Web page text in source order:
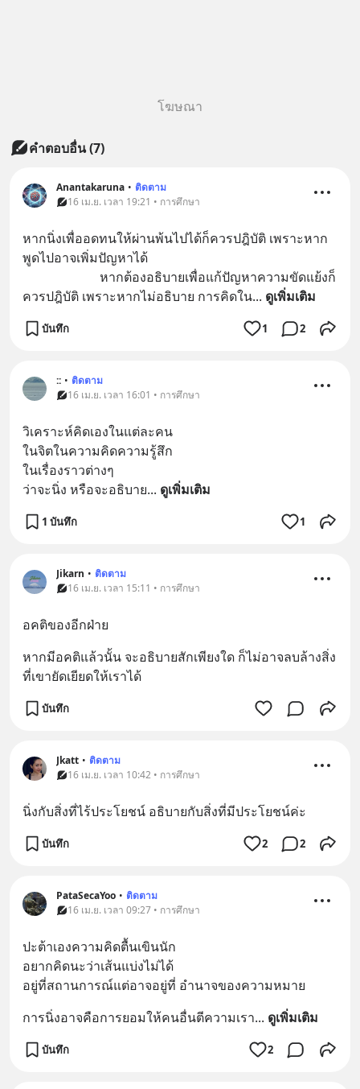
โฆษณา
คำตอบอื่น(7)
Anantakaruna • ติดตาม
16 เม.ย. เวลา 19:21 • การศึกษา
หากนิ่งเพื่ออดทนให้ผ่านพ้นไปได้ก็ควรปฎิบัติ เพราะหาก
พูดไปอาจเพิ่มปัญหาได้
ควรปฎิบัติ เพราะหากไม่อธิบาย การคิดใน... ดูเพิ่มเติม
บันทึก 1 2
:: • ติดตาม
16 เม.ย. เวลา 16:01 • การศึกษา
วิเคราะห์คิดเองในแต่ละคน
ในจิตในความคิดความรู้สึก
ในเรื่องราวต่างๆ
ว่าจะนิ่ง หรือจะอธิบาย... ดูเพิ่มเติม
1 บันทึก 1
Jikarn • ติดตาม
16 เม.ย. เวลา 15:11 • การศึกษา
อคติของอีกฝ่าย
หากมีอคติแล้วนั้น จะอธิบายสักเพียงใด ก็ไม่อาจลบล้างสิ่ง
ที่เขายัดเยียดให้เราได้
บันทึก
Jkatt • ติดตาม
16 เม.ย. เวลา 10:42 • การศึกษา
นิ่งกับสิ่งที่ไร้ประโยชน์ อธิบายกับสิ่งที่มีประโยชน์ค่ะ
บันทึก 2 2
PataSecaYoo • ติดตาม
16 เม.ย. เวลา 09:27 • การศึกษา
ปะต้าเองความคิดตื้นเขินนัก
อยากคิดนะว่าเส้นแบ่งไม่ได้
อยู่ที่สถานการณ์แต่อาจอยู่ที่ อำนาจของความหมาย
การนิ่งอาจคือการยอมให้คนอื่นตีความเรา... ดูเพิ่มเติม
บันทึก 2